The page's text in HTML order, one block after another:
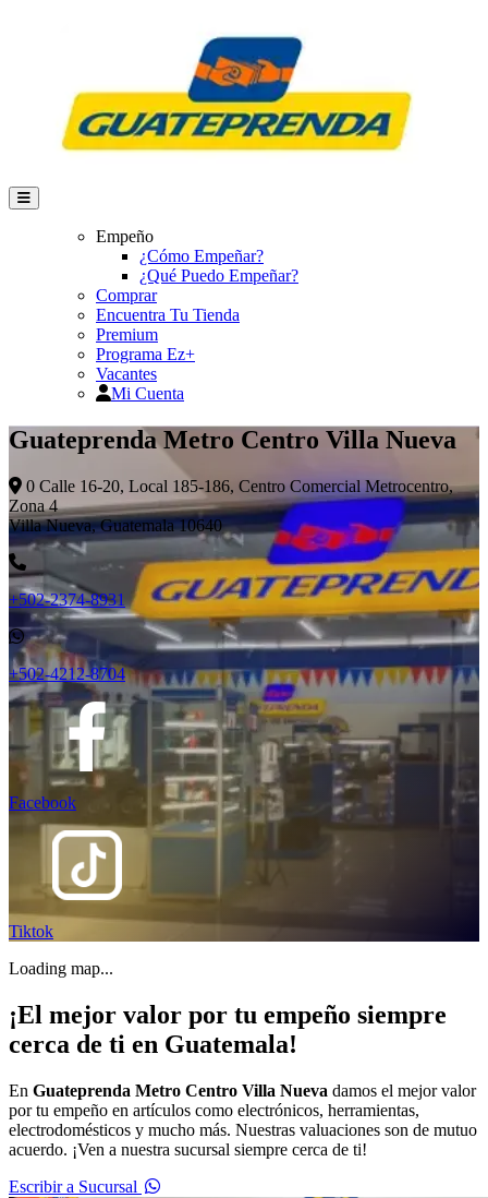
Empeño
¿Cómo Empeñar?
¿Qué Puedo Empeñar?
Comprar
Encuentra Tu Tienda
Premium
Programa Ez+
Vacantes
Mi Cuenta
Guateprenda Metro Centro Villa Nueva
0 Calle 16-20, Local 185-186, Centro Comercial Metrocentro,
Zona 4
Villa Nueva, Guatemala 10640
+502-2374-8931
+502-4212-8704
Facebook
Tiktok
Loading map...
¡El mejor valor por tu empeño siempre
cerca de ti en Guatemala!
En Guateprenda Metro Centro Villa Nueva damos el mejor valor
por tu empeño en artículos como electrónicos, herramientas,
electrodomésticos y mucho más. Nuestras valuaciones son de mutuo
acuerdo. ¡Ven a nuestra sucursal siempre cerca de ti!
Escribir a Sucursal